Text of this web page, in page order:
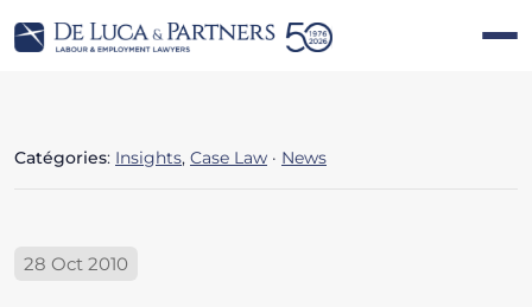
Catégories: Insights, Case Law · News
28 Oct 2010